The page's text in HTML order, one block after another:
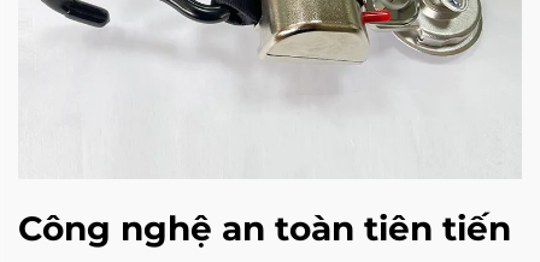
Công nghệ an toàn tiên tiến